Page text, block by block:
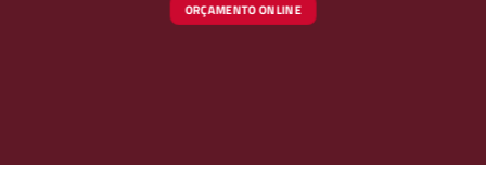
ORÇAMENTO ONLINE